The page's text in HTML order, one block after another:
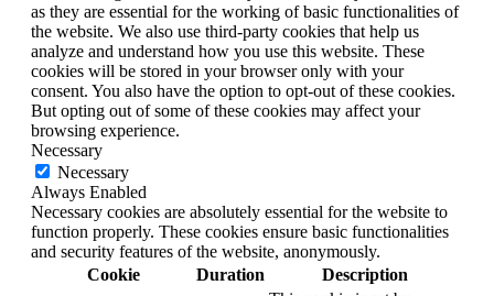
as they are essential for the working of basic functionalities of
the website. We also use third-party cookies that help us
analyze and understand how you use this website. These
cookies will be stored in your browser only with your
consent. You also have the option to opt-out of these cookies.
But opting out of some of these cookies may affect your
browsing experience.
Necessary
Necessary
Always Enabled
Necessary cookies are absolutely essential for the website to
function properly. These cookies ensure basic functionalities
and security features of the website, anonymously.
Cookie
Duration Description